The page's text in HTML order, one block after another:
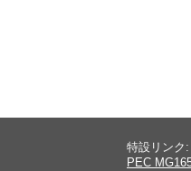
特設リンク:
PEC